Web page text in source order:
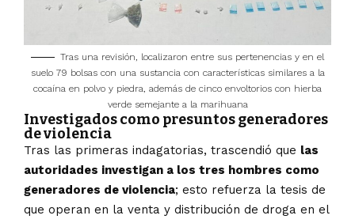
Tras una revisión, localizaron entre sus pertenencias y en el
suelo 79 bolsas con una sustancia con características similares a la
cocaína en polvo y piedra, además de cinco envoltorios con hierba
verde semejante a la marihuana
Investigados como presuntos generadores
de violencia
Tras las primeras indagatorias, trascendió que las
autoridades investigan a los tres hombres como
generadores de violencia; esto refuerza la tesis de
que operan en la venta y distribución de droga en el